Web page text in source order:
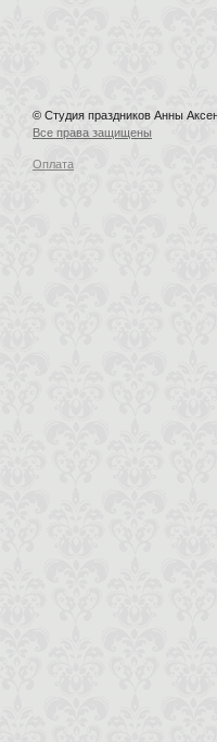
© Студия праздников Анны
Все права защищены
Оплата